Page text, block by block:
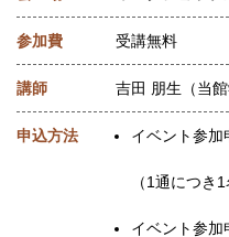
参加費 受講無料
講師 吉田 朋生（当館
申込方法 イベント参加
（1通につき
イベント参